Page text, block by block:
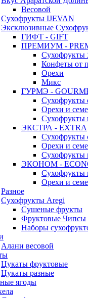
Весовой
Сухофрукты IJEVAN
Эксклюзивные
ГИФТ - GIFT
ПРЕМИУМ -
Сухофрукты
Конфеты от
Орехи
Микс
ГУРМЭ -
Сухофрукты
Орехи и
Сухофрукты
ЭКСТРА - EXTRA
Сухофрукты
Орехи и
Сухофрукты
ЭКОНОМ -
Сухофрукты
Орехи и
Разное
Сухофрукты Aregi
Сушеные фрукты
Фруктовые Чипсы
Наборы
Алани весовой
Цукаты фруктовые
Цукаты разные
ягоды